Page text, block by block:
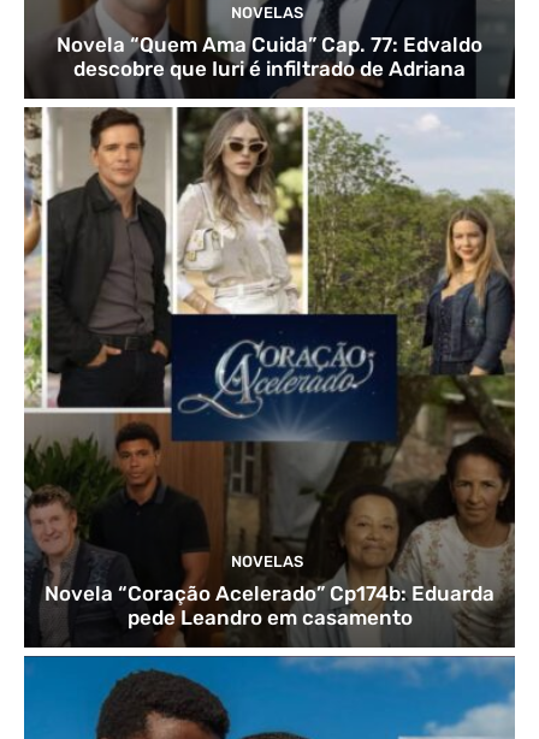
NOVELAS
Novela “Quem Ama Cuida” Cap. 77: Edvaldo
descobre que Iuri é infiltrado de Adriana
NOVELAS
Novela “Coração Acelerado” Cp174b: Eduarda
pede Leandro em casamento